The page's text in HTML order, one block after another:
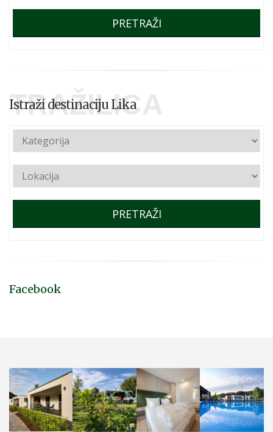
PRETRAŽI
TRAŽILICA
Istraži destinaciju Lika
PRETRAŽI
Facebook